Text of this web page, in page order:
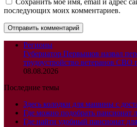
Сохранить моё имя, email и адрес
последующих моих комментариев.
Регионы
Губернатор Первышов назвал
трудоустройство ветеранов СВО
08.08.2026
Последние темы
Здесь колодки для машины с
Где можно подобрать пансионат
Где найти удобный пансионат